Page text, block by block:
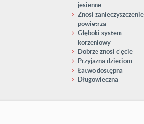
jesienne
Znosi zanieczyszczenie
powietrza
Głęboki system
korzeniowy
Dobrze znosi cięcie
Przyjazna dzieciom
Łatwo dostępna
Długowieczna